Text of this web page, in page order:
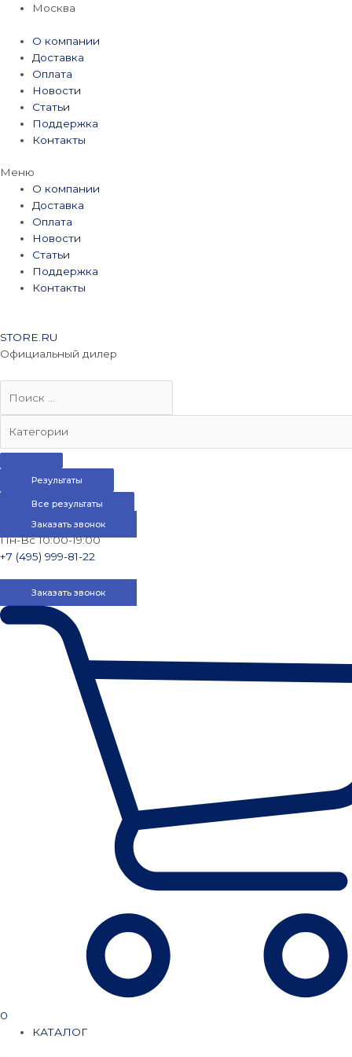
Перейти
содержимому
Москва
О компании
Доставка
Оплата
Новости
Статьи
Поддержка
Контакты
Меню
О компании
Доставка
Оплата
Новости
Статьи
Поддержка
Контакты
STORE.RU
Официальный дилер
Результаты
Все результаты
Заказать звонок
Пн-Вс 10:00-19:00
+7 (495) 999-81-22
Заказать звонок
0
КАТАЛОГ